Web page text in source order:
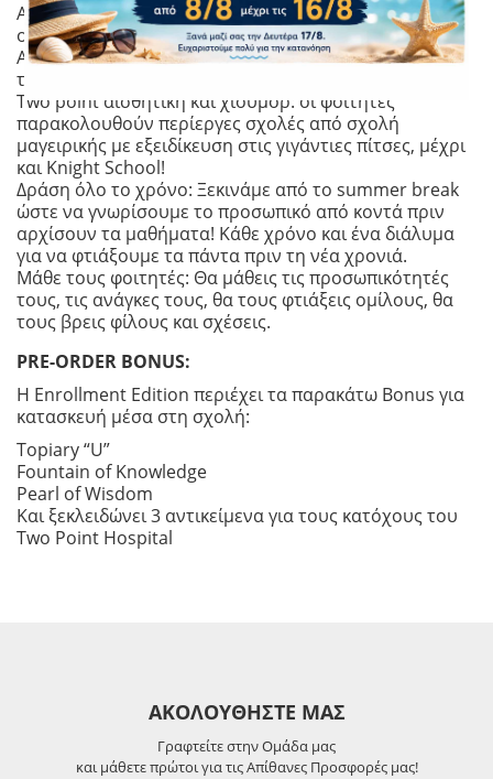
Απίστευτη ελευθερία στο χτίσιμο: Παγκάκια, γλυπτά,
ολόκληροι κήποι με τεράστιες συλλογές φυτών.
Απίστευτες βιβλιοθήκες και ερευνητικά κέντρα με
τρελούς επιστήμονες.
Two point αισθητική και χιούμορ: οι φοιτητές
παρακολουθούν περίεργες σχολές από σχολή
μαγειρικής με εξειδίκευση στις γιγάντιες πίτσες, μέχρι
και Knight School!
Δράση όλο το χρόνο: Ξεκινάμε από το summer break
ώστε να γνωρίσουμε το προσωπικό από κοντά πριν
αρχίσουν τα μαθήματα! Κάθε χρόνο και ένα διάλυμα
για να φτιάξουμε τα πάντα πριν τη νέα χρονιά.
Μάθε τους φοιτητές: Θα μάθεις τις προσωπικότητές
τους, τις ανάγκες τους, θα τους φτιάξεις ομίλους, θα
τους βρεις φίλους και σχέσεις.
PRE-ORDER BONUS:
Η Enrollment Edition περιέχει τα παρακάτω Bonus για
κατασκευή μέσα στη σχολή:
Topiary “U”
Fountain of Knowledge
Pearl of Wisdom
Και ξεκλειδώνει 3 αντικείμενα για τους κατόχους του
Two Point Hospital
ΑΚΟΛΟΥΘΗΣΤΕ ΜΑΣ
Γραφτείτε στην Ομάδα μας
και μάθετε πρώτοι για τις Απίθανες Προσφορές μας!